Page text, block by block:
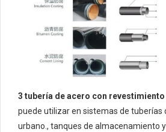
3 tubería de acero con revestimiento
puede utilizar en sistemas de tuberías
urbano., tanques de almacenamiento